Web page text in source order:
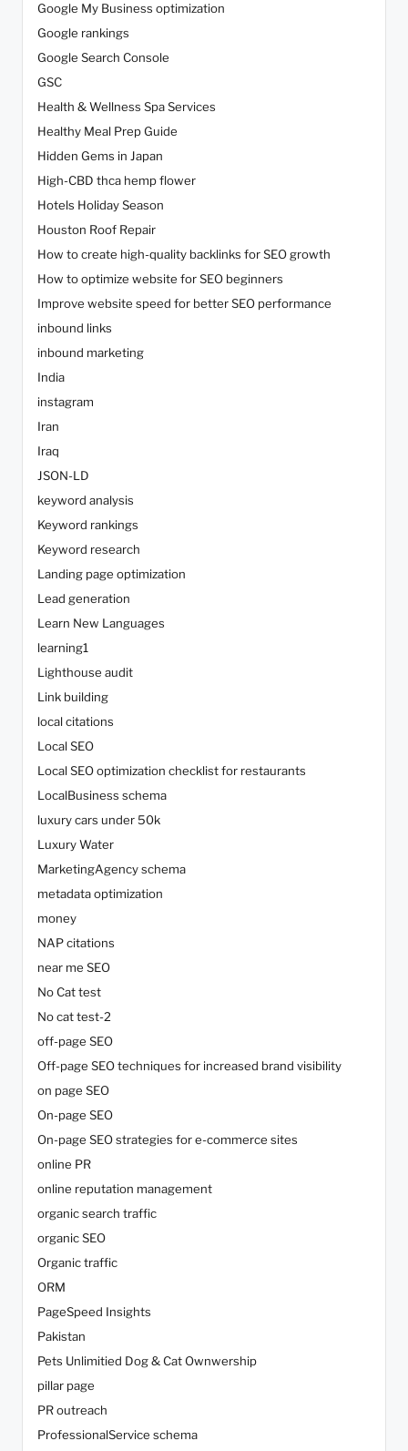
Google My Business optimization
Google rankings
Google Search Console
GSC
Health & Wellness Spa Services
Healthy Meal Prep Guide
Hidden Gems in Japan
High-CBD thca hemp flower
Hotels Holiday Season
Houston Roof Repair
How to create high-quality backlinks for SEO growth
How to optimize website for SEO beginners
Improve website speed for better SEO performance
inbound links
inbound marketing
India
instagram
Iran
Iraq
JSON-LD
keyword analysis
Keyword rankings
Keyword research
Landing page optimization
Lead generation
Learn New Languages
learning1
Lighthouse audit
Link building
local citations
Local SEO
Local SEO optimization checklist for restaurants
LocalBusiness schema
luxury cars under 50k
Luxury Water
MarketingAgency schema
metadata optimization
money
NAP citations
near me SEO
No Cat test
No cat test-2
off-page SEO
Off-page SEO techniques for increased brand visibility
on page SEO
On-page SEO
On-page SEO strategies for e-commerce sites
online PR
online reputation management
organic search traffic
organic SEO
Organic traffic
ORM
PageSpeed Insights
Pakistan
Pets Unlimitied Dog & Cat Ownwership
pillar page
PR outreach
ProfessionalService schema